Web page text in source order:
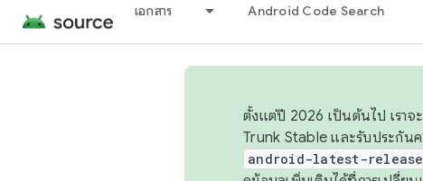
เอกสาร Android Code Search
ตั้งแต่ปี 2026 เป็นต้นไป เราจ
Trunk Stable และรับประกันค
android-latest-release